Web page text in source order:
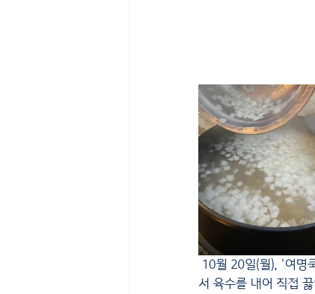
10월 20일(월), '여명
서 육수를 내어 직접